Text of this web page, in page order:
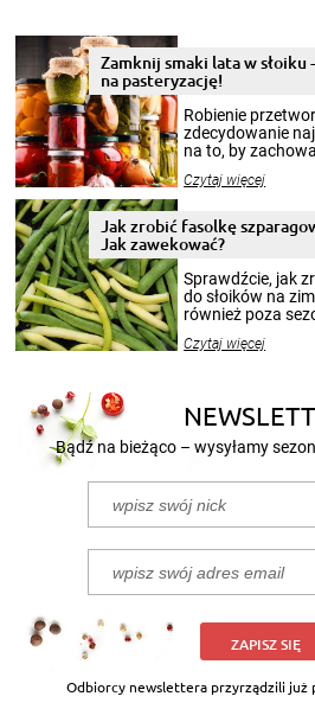
Zamknij smaki lata w słoiku
na pasteryzację!
Robienie
zdecydowanie
na to, by
krajobrazów, by
pełni poczuć
miesięcy.
patenty, które
przetworów.
Czytaj więcej
Jak zrobić fasolkę
Jak zawekować?
Sprawdźcie, jak
do słoików na
również poza
nasze propozycje!
Czytaj więcej
Bądź na bieżąco – wysyłamy
ZAPISZ SIĘ
Odbiorcy newslettera przyrządzili już